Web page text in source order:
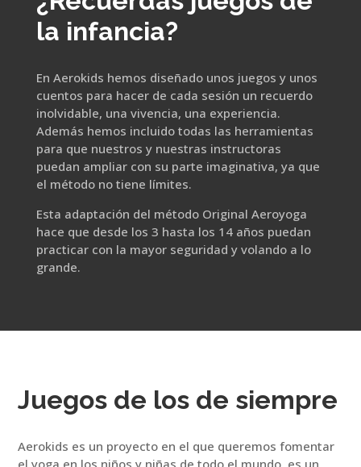
la infancia?
En Aerokids hemos diseñado unos juegos y unos
cuentos para hacer de cada sesión un recuerdo
inolvidable, una vivencia, una experiencia.
Además hemos incluido todas las herramientas
para que nuestros y nuestras instructoras
puedan ampliar con su parte imaginativa, ya que
el método no tiene límites.
Esta adaptación del método Original Aeroyoga
hace que desde los 3 hasta los 14 años puedan
practicar con la mayor seguridad y volando a lo
grande.
Juegos de los de siempre
Aerokids es un proyecto en el que queremos fomentar
el yoga en los niños y niñas de todo el mundo, es un